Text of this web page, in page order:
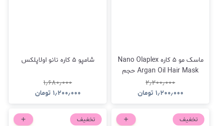
ماسک مو ۵ کاره Nano Olaplex
Argan Oil Hair Mask حجم
1000 میلی‌لیتر
۲٫۲۰۰٫۰۰۰
۱٫۲۰۰٫۰۰۰ تومان
شامپو ۵ کاره نانو اولاپلکس
۱٫۶۸۰٫۰۰۰
۱٫۲۰۰٫۰۰۰ تومان
تخفیف تخفیف